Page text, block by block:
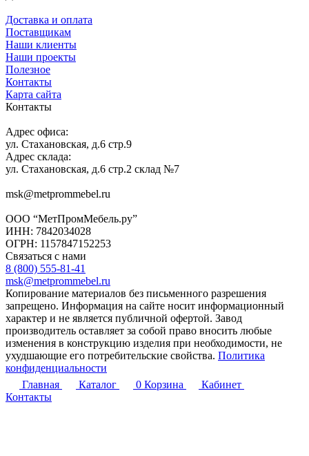
Доставка и оплата
Поставщикам
Наши клиенты
Наши проекты
Полезное
Контакты
Карта сайта
Контакты
Адрес офиса:
ул. Стахановская, д.6 стр.9
Адрес склада:
ул. Стахановская, д.6 стр.2 склад №7
msk@metprommebel.ru
ООО “МетПромМебель.ру”
ИНН: 7842034028
ОГРН: 1157847152253
Связаться с нами
8 (800) 555-81-41
msk@metprommebel.ru
Копирование материалов без письменного разрешения
запрещено. Информация на сайте носит информационный
характер и не является публичной офертой. Завод
производитель оставляет за собой право вносить любые
изменения в конструкцию изделия при необходимости, не
ухудшающие его потребительские свойства. Политика
конфиденциальности
Главная
Каталог 0 Корзина
Кабинет
Контакты